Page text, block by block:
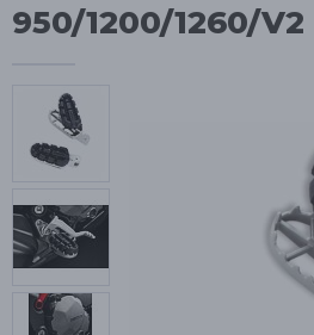
950/1200/1260/V2